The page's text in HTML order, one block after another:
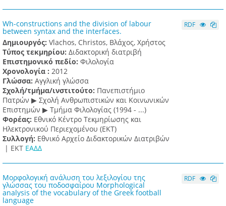
Wh-constructions and the division of labour
between syntax and the interfaces.
Δημιουργός: Vlachos, Christos, Βλάχος, Χρήστος
Τύπος τεκμηρίου: Διδακτορική διατριβή
Επιστημονικό πεδίο: Φιλολογία
Χρονολογία : 2012
Γλώσσα: Αγγλική γλώσσα
Σχολή/τμήμα/ινστιτούτο: Πανεπιστήμιο
Πατρών ▶ Σχολή Ανθρωπιστικών και Κοινωνικών
Επιστημών ▶ Τμήμα Φιλολογίας (1994 - ...)
Φορέας: Εθνικό Κέντρο Τεκμηρίωσης και
Ηλεκτρονικού Περιεχομένου (ΕΚΤ)
Συλλογή: Εθνικό Αρχείο Διδακτορικών Διατριβών
| ΕΚΤ ΕΑΔΔ
RDF
Μορφολογική ανάλυση του λεξιλογίου της
γλώσσας του ποδοσφαίρου Morphological
analysis of the vocabulary of the Greek football
language
RDF